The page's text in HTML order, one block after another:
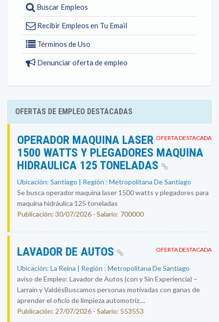
Buscar Empleos
Recibir Empleos en Tu Email
Términos de Uso
Denunciar oferta de empleo
OFERTAS DE EMPLEO DESTACADAS
OFERTA DESTACADA
OPERADOR MAQUINA LASER
1500 WATTS Y PLEGADORES MAQUINA
HIDRAULICA 125 TONELADAS
Ubicación: Santiago | Región : Metropolitana De Santiago
Se busca operador maquina laser 1500 watts y plegadores para
maquina hidráulica 125 toneladas
Publicación: 30/07/2026 - Salario: 700000
OFERTA DESTACADA
LAVADOR DE AUTOS
Ubicación: La Reina | Región : Metropolitana De Santiago
aviso de Empleo: Lavador de Autos (con y Sin Experiencia) –
Larraín y ValdésBuscamos personas motivadas con ganas de
aprender el oficio de limpieza automotriz....
Publicación: 27/07/2026 - Salario: 553553